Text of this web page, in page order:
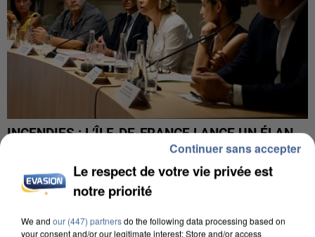
INCENDIES : L’ÎLE-DE-FRANCE LANCE UN ÉLAN
DE SOLIDARITÉ AVEC LES...
Le respect de votre vie privée est
notre priorité
We and our (447) partnersdo the following data processing based on
your consent and/or our legitimate interest: Store and/or access
Continuer sans accepter